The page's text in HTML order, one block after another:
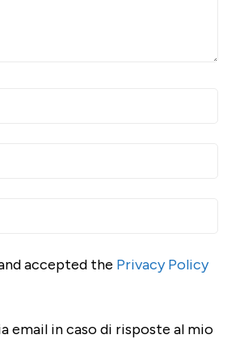
accepted the Privacy Policy
email in caso di risposte al mio